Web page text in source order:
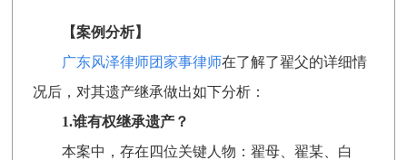
【案例分析】
广东风泽律师团家事律师在了解了翟父的详细情
况后，对其遗产继承做出如下分析：
1.谁有权继承遗产？
本案中，存在四位关键人物：翟母、翟某、白